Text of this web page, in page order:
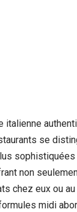
se
non
chez eux ou
midi